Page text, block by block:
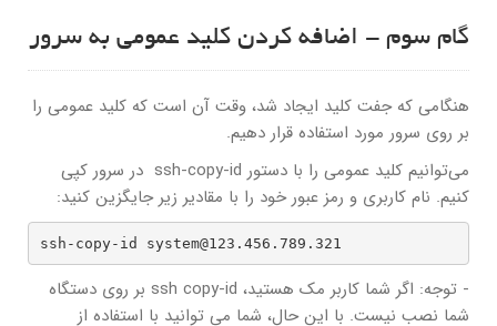
گام سوم - اضافه کردن کلید عمومی به سرور
هنگامی که جفت کلید ایجاد شد، وقت آن است که کلید عمومی را
بر روی سرور مورد استفاده قرار دهیم.
می‌توانیم کلید عمومی را با دستور ssh-copy-id در سرور کپی
کنیم. نام کاربری و رمز عبور خود را با مقادیر زیر جایگزین کنید:
ssh-copy-id system@123.456.789.321
- توجه: اگر شما کاربر مک هستید، ssh copy-id بر روی دستگاه
شما نصب نیست. با این حال، شما می توانید با استفاده از